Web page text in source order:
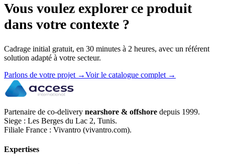
Vous voulez explorer ce produit
dans votre contexte ?
Cadrage initial gratuit, en 30 minutes à 2 heures, avec un référent
solution adapté à votre secteur.
Parlons de votre projet →Voir le catalogue complet →
Partenaire de co-delivery nearshore & offshore depuis 1999.
Siege : Les Berges du Lac 2, Tunis.
Filiale France : Vivantro (vivantro.com).
Expertises